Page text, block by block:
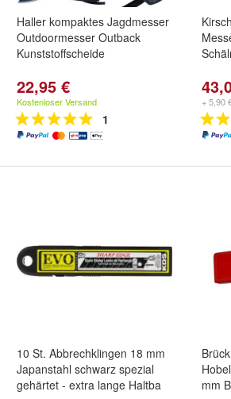
Haller kompaktes Jagdmesser
Outdoormesser Outback
Kunststoffscheide
22,95 €
Kostenloser Versand
1
+ 5,90
10 St. Abbrechklingen 18 mm
Japanstahl schwarz spezial
gehärtet - extra lange Haltba
mm